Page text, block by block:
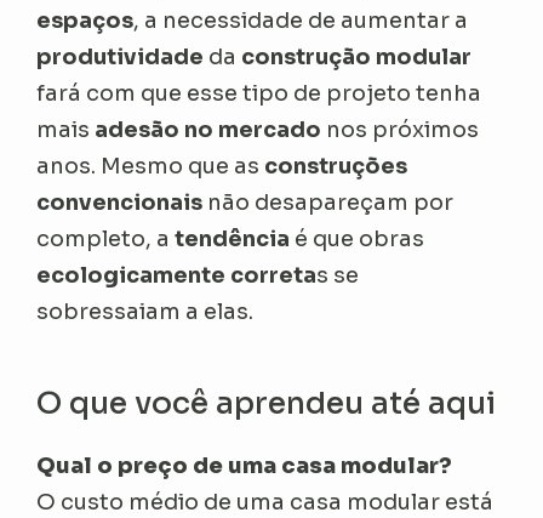
espaços, a necessidade de aumentar a
produtividade da construção modular
fará com que esse tipo de projeto tenha
mais adesão no mercado nos próximos
anos. Mesmo que as construções
convencionais não desapareçam por
completo, atendência é que obras
ecologicamente corretas se
sobressaiam a elas.
O que você aprendeu até aqui
Qual o preço de uma casa modular?
O custo médio de uma casa modular está